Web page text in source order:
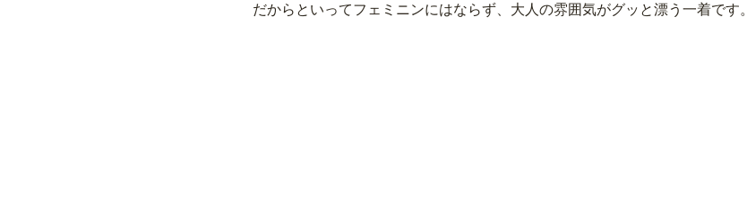
だからといってフェミニンにはならず、大人の雰囲気がグッと漂う一着です。